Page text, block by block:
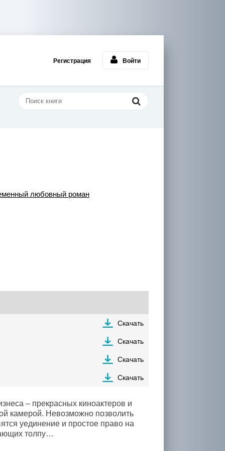
Регистрация Войти
любовный роман
Скачать
Скачать
Скачать
Скачать
– прекрасных киноактеров и
камерой. Невозможно позволить
уединение и простое право на
толпу…